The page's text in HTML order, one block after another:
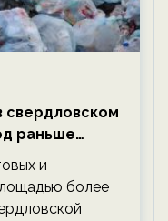
свердловском
раньше
и
более